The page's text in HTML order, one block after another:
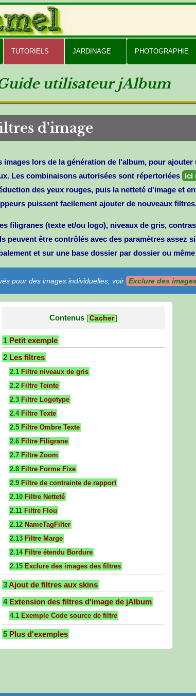
TUTORIELS JARDINAGE PHOTOGRAPHIE
utilisateur jAlbum
d'image
lors de la génération de l'album, pour
Les combinaisons autorisées sont répertoriées ici
des yeux rouges, puis la netteté d'image et
puissent facilement ajouter de nouveaux
filigranes (texte et/ou logo), niveaux de gris,
être contrôlés avec des paramètres assez
et sur une base dossier par dossier ou
pour des images individuelles, voir Exclure des
Contenus [Cacher]
1 Petit exemple
2 Les filtres
2.1 Filtre niveaux de gris
2.2 Filtre Teinte
2.3 Filtre Logotype
2.4 Filtre Texte
2.5 Filtre Ombre Texte
2.6 Filtre Filigrane
2.7 Filtre Zoom
2.8 Filtre Forme Fixe
2.9 Filtre de contrainte de rapport
2.10 Filtre Netteté
2.11 Filtre Flou
2.12 NameTagFilter
2.13 Filtre Marge
2.14 Filtre étendu Bordure
2.15 Exclure des images des filtres
3Ajout de filtres aux skins
4 Extension des filtres d'image de jAlbum
4.1 Exemple Code source de filtre
5 Plus d'exemples